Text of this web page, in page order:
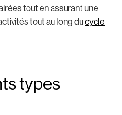
tout en assurant une
tout au long ducycle
types